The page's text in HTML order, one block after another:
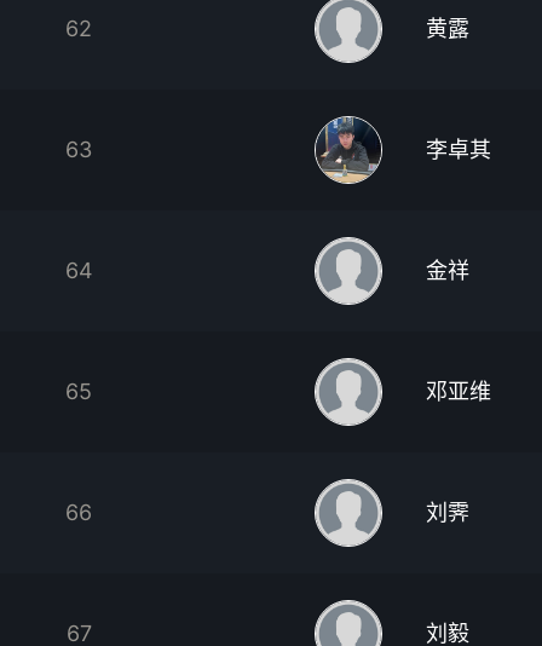
62 黄露
63 李卓其
64 金祥
65 邓亚维
66 刘霁
67 刘毅